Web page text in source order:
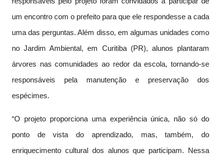
um encontro com o prefeito para que ele respondesse a cada
uma das perguntas. Além disso, em algumas unidades como
no Jardim Ambiental, em Curitiba (PR), alunos plantaram
árvores nas comunidades ao redor da escola, tornando-se
responsáveis pela manutenção e preservação dos
espécimes.
“O projeto proporciona uma experiência única, não só do
ponto de vista do aprendizado, mas, também, do
enriquecimento cultural dos alunos que participam. Nessa